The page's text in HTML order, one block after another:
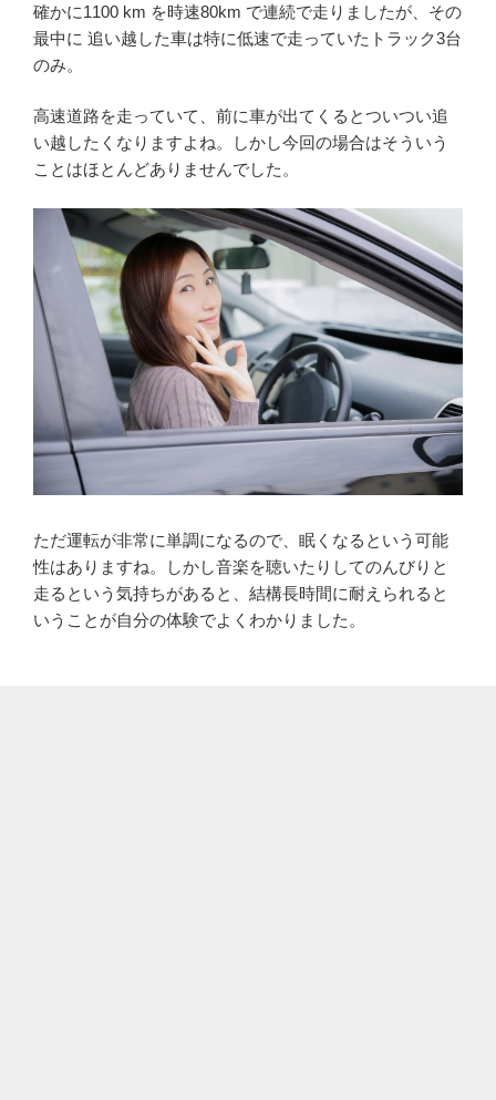
確かに1100 km を時速80km で連続で走りましたが、その
最中に 追い越した車は特に低速で走っていたトラック3台
のみ。
高速道路を走っていて、前に車が出てくるとついつい追
い越したくなりますよね。しかし今回の場合はそういう
ことはほとんどありませんでした。
ただ運転が非常に単調になるので、眠くなるという可能
性はありますね。しかし音楽を聴いたりしてのんびりと
走るという気持ちがあると、結構長時間に耐えられると
いうことが自分の体験でよくわかりました。